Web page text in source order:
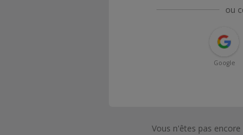
ou
Google
Vous n'êtes pas